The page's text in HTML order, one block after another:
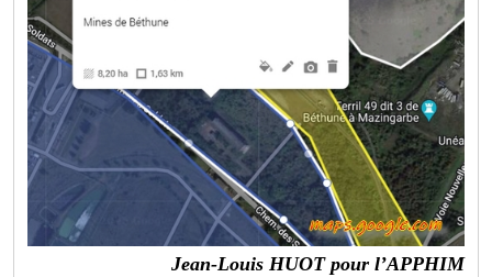
Jean-Louis HUOT pour l’APPHIM